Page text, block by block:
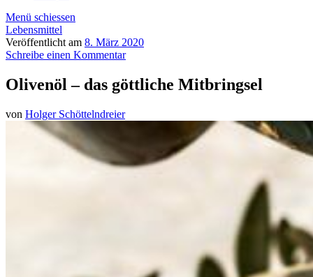
Menü schiessen
Lebensmittel
Veröffentlicht am 8. März 2020
Schreibe einen Kommentar
Olivenöl – das göttliche Mitbringsel
von Holger Schöttelndreier